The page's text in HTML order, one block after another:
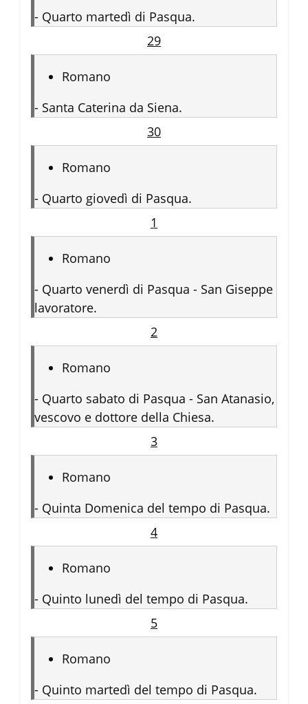
- Quarto martedì di Pasqua.
29
Romano
- Santa Caterina da Siena.
30
Romano
- Quarto giovedì di Pasqua.
1
Romano
- Quarto venerdì di Pasqua - San Giseppe
lavoratore.
2
Romano
- Quarto sabato di Pasqua - San Atanasio,
vescovo e dottore della Chiesa.
3
Romano
- Quinta Domenica del tempo di Pasqua.
4
Romano
- Quinto lunedì del tempo di Pasqua.
5
Romano
- Quinto martedì del tempo di Pasqua.